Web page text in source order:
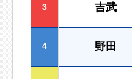
3 吉武
4 野田